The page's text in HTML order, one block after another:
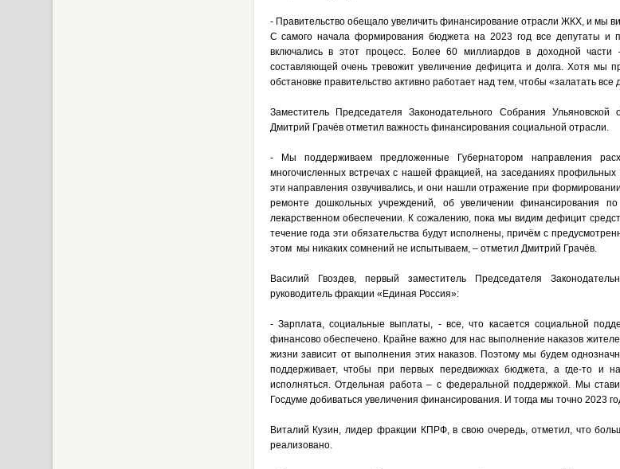
- Правительство обещало увеличить финансирование отрасли ЖКХ, и мы
С самого начала формирования бюджета на 2023 год все депутаты и
включались в этот процесс. Более 60 миллиардов в доходной
составляющей очень тревожит увеличение дефицита и долга. Хотя мы
обстановке правительство активно работает над тем, чтобы «залатать
Заместитель Председателя Законодательного Собрания
Дмитрий Грачёв отметил важность финансирования социальной отрасли.
- Мы поддерживаем предложенные Губернатором направления
многочисленных встречах с нашей фракцией, на заседаниях профильных
эти направления озвучивались, и они нашли отражение при
ремонте дошкольных учреждений, об увеличении финансирования
лекарственном обеспечении. К сожалению, пока мы видим дефицит
течение года эти обязательства будут исполнены, причём с
этом мы никаких сомнений не испытываем, – отметил Дмитрий Грачёв.
Василий Гвоздев, первый заместитель Председателя
руководитель фракции «Единая Россия»:
- Зарплата, социальные выплаты, - все, что касается социальной
финансово обеспечено. Крайне важно для нас выполнение наказов
жизни зависит от выполнения этих наказов. Поэтому мы будем
поддерживает, чтобы при первых передвижках бюджета, а где-то и
исполняться. Отдельная работа – с федеральной поддержкой. Мы
Госдуме добиваться увеличения финансирования. И тогда мы точно 2023
Виталий Кузин, лидер фракции КПРФ, в свою очередь, отметил, что
реализовано.